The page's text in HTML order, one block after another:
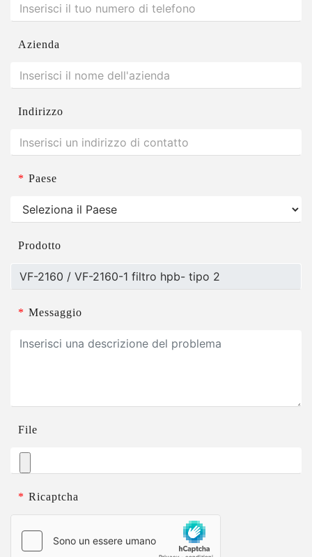
Azienda
Indirizzo
* Paese
Prodotto
* Messaggio
File
* Ricaptcha